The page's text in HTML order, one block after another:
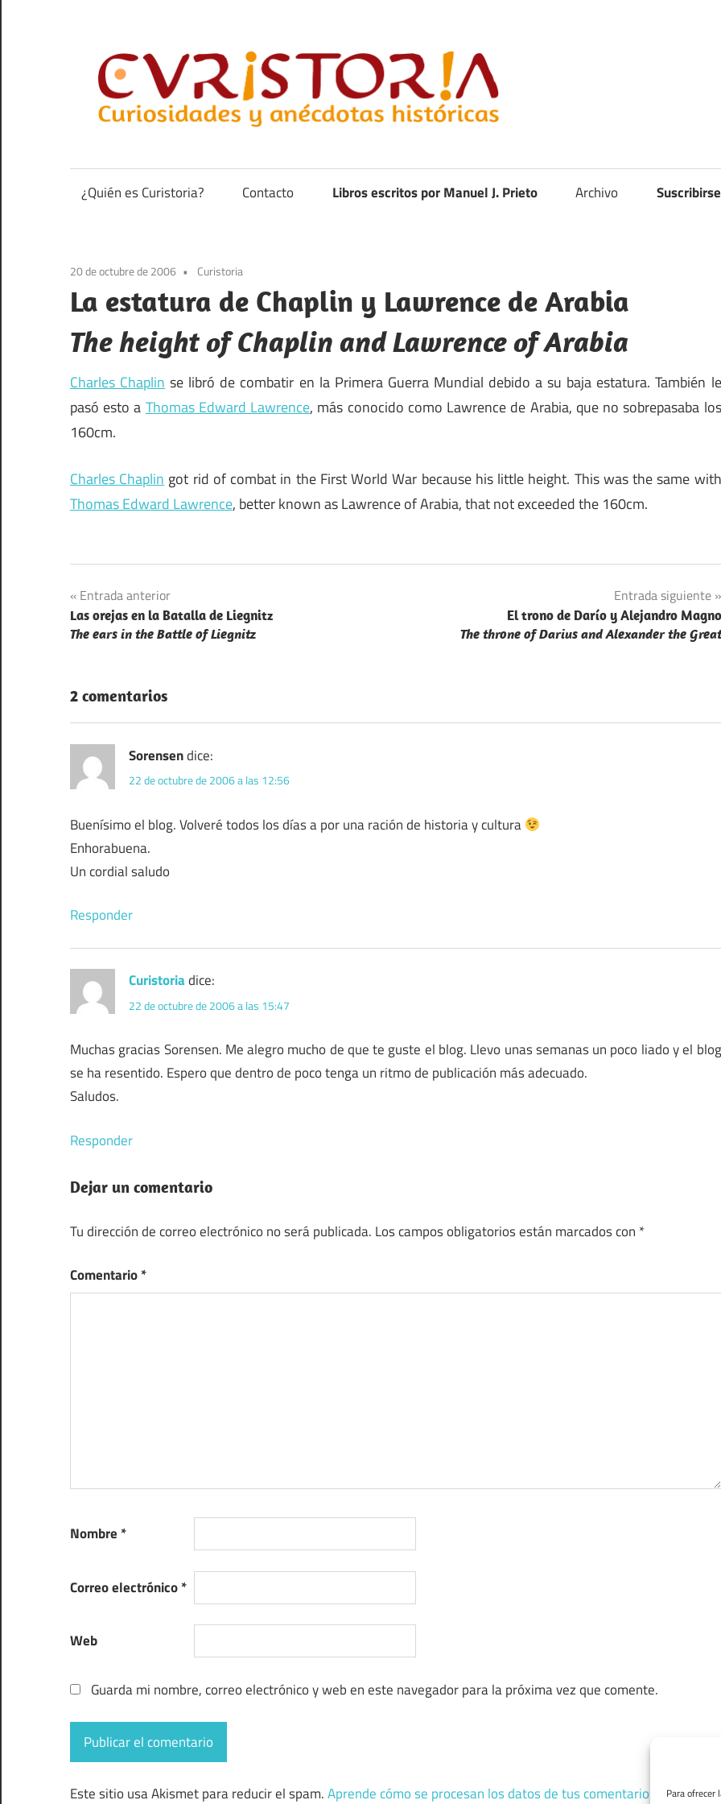
Para ofrecer
contenido
anécdotas
de
¿Quién es Curistoria? Contacto Libros escritos por Manuel J. Prieto Archivo
20 de octubre de 2006 Curistoria
La estatura de Chaplin y Lawrence de Arabia
The height of Chaplin and Lawrence of Arabia
Charles Chaplin se libró de combatir en la Primera Guerra Mundial debido a su baja estatura. También le
pasó esto a Thomas Edward Lawrence, más conocido como Lawrence de Arabia, que no sobrepasaba los
160cm.
Charles Chaplin got rid of combat in the First World War because his little height. This was the same with
Thomas Edward Lawrence, better known as Lawrence of Arabia, that not exceeded the 160cm.
Navegación
de
Entrada anterior
Las orejas en la Batalla de Liegnitz
The ears in the Battle of Liegnitz
Entrada siguiente
El trono de Darío y Alejandro Magno
The throne of Darius and Alexander the Great
2 comentarios
Sorensendice:
22 de octubre de 2006 a las 12:56
Buenísimo el blog. Volveré todos los días a por una ración de historia y cultura
Enhorabuena.
Un cordial saludo
Responder
Curistoriadice:
22 de octubre de 2006 a las 15:47
Muchas gracias Sorensen. Me alegro mucho de que te guste el blog. Llevo unas semanas un poco liado y el blog
se ha resentido. Espero que dentro de poco tenga un ritmo de publicación más adecuado.
Saludos.
Responder
Dejar un comentario
Tu dirección de correo electrónico no será publicada. Los campos obligatorios están marcados con *
Comentario*
Nombre *
Correo electrónico*
Web
Guarda mi nombre, correo electrónico y web en este navegador para la próxima vez que comente.
Este sitio usa Akismet para reducir el spam.Aprende cómo se procesan los datos de tus comentarios.